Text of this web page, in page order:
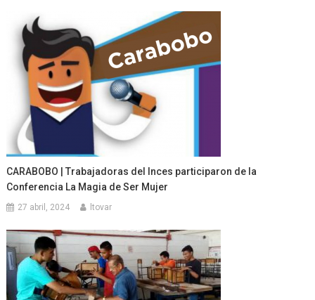
CARABOBO | Trabajadoras del Inces participaron de la
Conferencia La Magia de Ser Mujer
27 abril, 2024 ltovar